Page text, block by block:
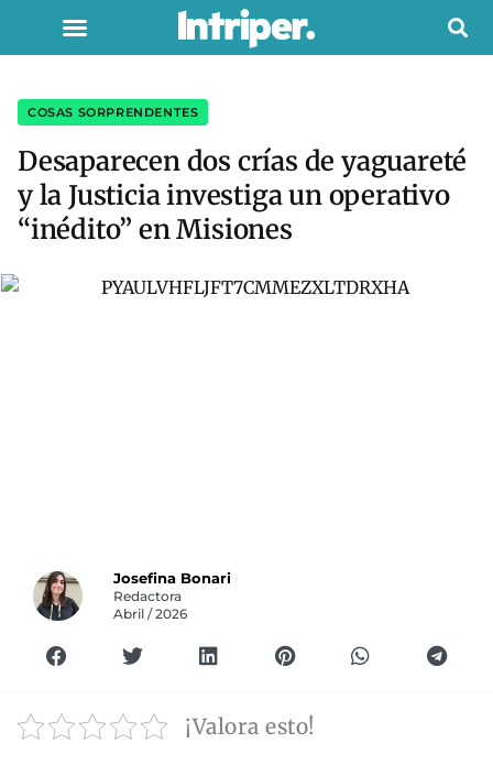
COSAS SORPRENDENTES
Desaparecen dos crías de yaguareté
y la Justicia investiga un operativo
“inédito” en Misiones
Josefina Bonari
Redactora
Abril / 2026
¡Valora esto!